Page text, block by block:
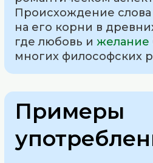
Происхождение слова
на его корни в
где любовь ижелание
многих философских
Примеры